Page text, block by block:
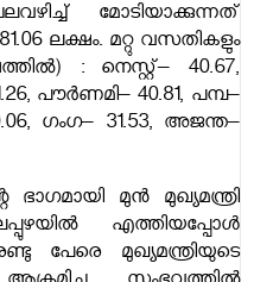
മോടിയാക്കുന്നത്
ലക്ഷം. മറ്റു വസതികളും
: നെസ്റ്റ്– 40.67,
പൗർണമി– 40.81, പമ്പ–
ഗംഗ– 31.53, അജന്ത–
മുന്‍ മുഖ്യമന്ത്രി
എത്തിയപ്പോള്‍
പേരെ മുഖ്യമന്ത്രിയുടെ